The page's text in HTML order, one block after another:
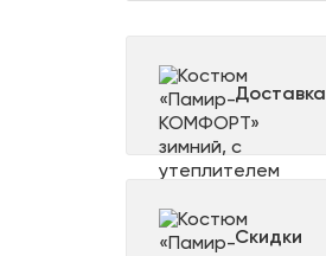
Доставка
Скидки